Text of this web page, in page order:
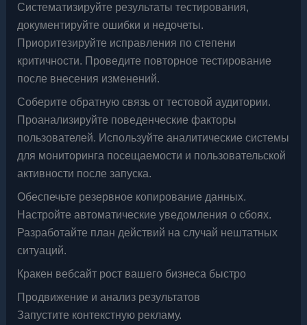
Систематизируйте результаты тестирования,
документируйте ошибки и недочеты.
Приоритезируйте исправления по степени
критичности. Проведите повторное тестирование
после внесения изменений.
Соберите обратную связь от тестовой аудитории.
Проанализируйте поведенческие факторы
пользователей. Используйте аналитические системы
для мониторинга посещаемости и пользовательской
активности после запуска.
Обеспечьте резервное копирование данных.
Настройте автоматические уведомления о сбоях.
Разработайте план действий на случай нештатных
ситуаций.
Кракен вебсайт рост вашего бизнеса быстро
Продвижение и анализ результатов
Запустите контекстную рекламу.